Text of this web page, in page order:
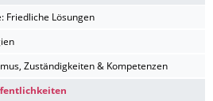
Friedliche Lösungen
Zuständigkeiten & Kompetenzen